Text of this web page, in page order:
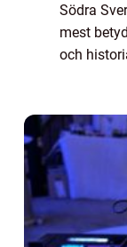
Södra
mest
och